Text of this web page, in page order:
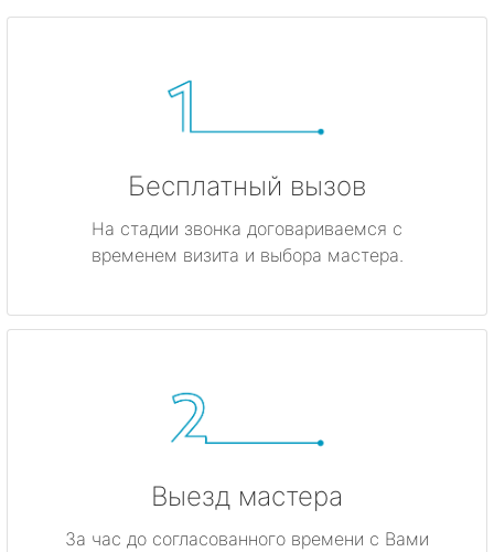
Бесплатный вызов
На стадии звонка договариваемся с
временем визита и выбора мастера.
Выезд мастера
За час до согласованного времени с Вами